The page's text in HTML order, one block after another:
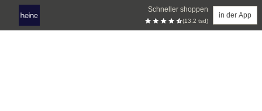
Schneller shoppen
(13.2 tsd)
in der App